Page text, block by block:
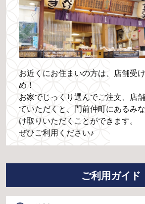
お近くにお住まいの方は、店舗受
め！
お家でじっくり選んでご注文、店
ていただくと、門前仲町にあるみ
け取りいただくことができます。
ぜひご利用ください♪
ご利用ガイド